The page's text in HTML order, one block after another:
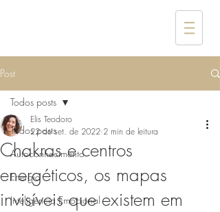
Post
Todos posts
Autoconhecimento
Energia
Inteligência Emocional
Todos posts
Chakras e centros
energéticos, os mapas
invisíveis que existem em
Elis Teodoro
22 de set. de 2022 2 min de leitura